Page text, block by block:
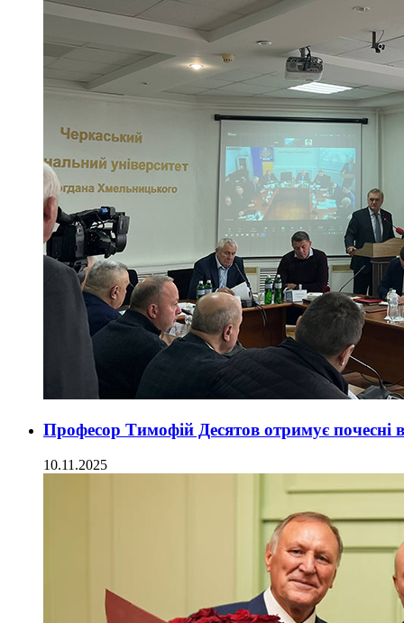
Професор Тимофій Десятов отримує почесні
10.11.2025